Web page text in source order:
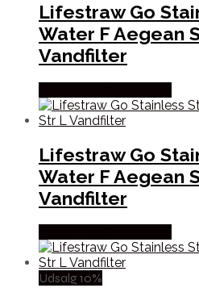
Lifestraw Go
Water F Aegean
Vandfilter
Lifestraw Go
Water F Aegean
Vandfilter
Udsalg 10%